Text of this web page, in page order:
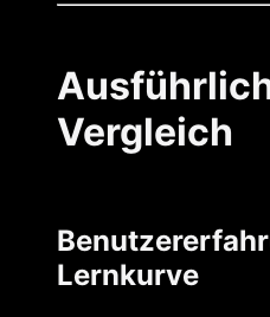
Vergleich
Lernkurve